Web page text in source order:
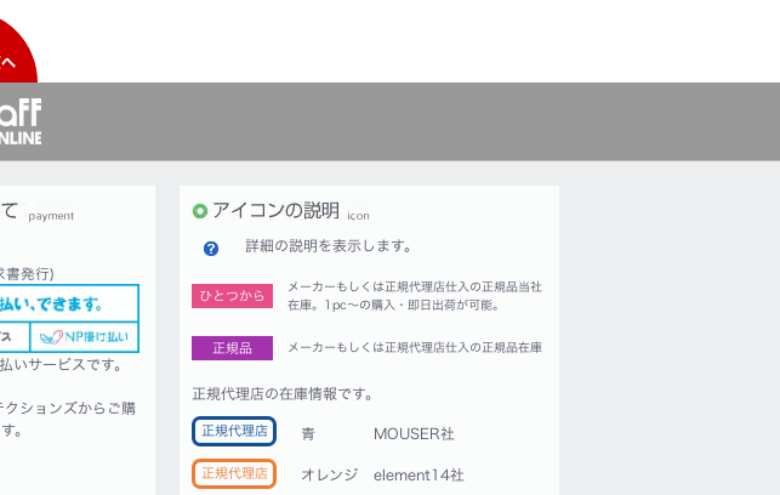
書発行)
いサービスです。
クションズからご購
。
詳細の説明を表示します。
ひとつから
メーカーもしくは正規代理店仕入の正規品当社
在庫。1pc〜の購入・即日出荷が可能。
正規品 メーカーもしくは正規代理店仕入の正規品在庫
正規代理店の在庫情報です。
正規代理店
正規代理店
青 MOUSER社
オレンジ element14社